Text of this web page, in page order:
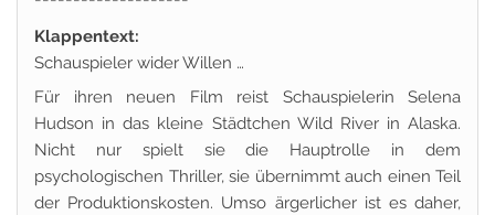
Klappentext:
Schauspieler wider Willen …
Für ihren neuen Film reist Schauspielerin Selena
Hudson in das kleine Städtchen Wild River in Alaska.
Nicht nur spielt sie die Hauptrolle in dem
psychologischen Thriller, sie übernimmt auch einen Teil
der Produktionskosten. Umso ärgerlicher ist es daher,